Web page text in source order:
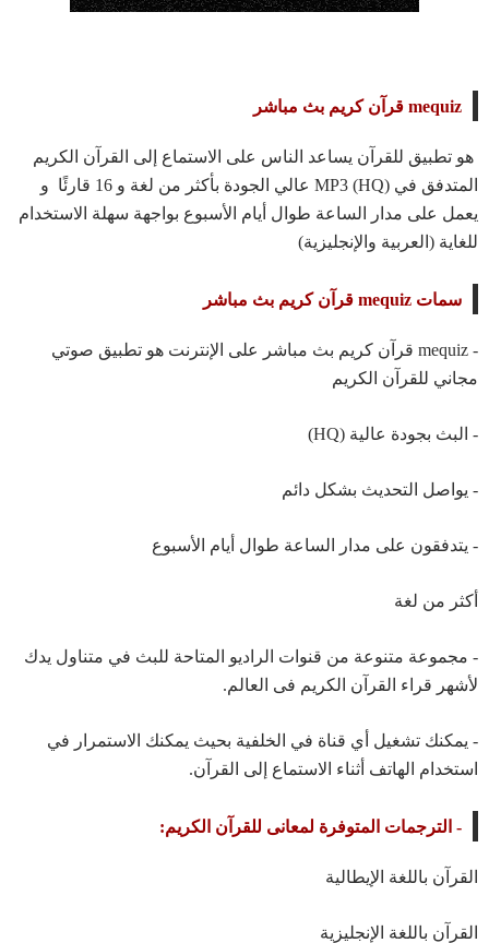
mequiz قرآن كريم بث مباشر
هو تطبيق للقرآن يساعد الناس على الاستماع إلى القرآن الكريم
المتدفق في (HQ) MP3 عالي الجودة بأكثر من لغة و 16 قارئًا و
يعمل على مدار الساعة طوال أيام الأسبوع بواجهة سهلة الاستخدام
للغاية (العربية والإنجليزية)
سمات mequiz قرآن كريم بث مباشر
- mequiz قرآن كريم بث مباشر على الإنترنت هو تطبيق صوتي
مجاني للقرآن الكريم
- البث بجودة عالية (HQ)
- يواصل التحديث بشكل دائم
- يتدفقون على مدار الساعة طوال أيام الأسبوع
أكثر من لغة
- مجموعة متنوعة من قنوات الراديو المتاحة للبث في متناول يدك
لأشهر قراء القرآن الكريم فى العالم.
- يمكنك تشغيل أي قناة في الخلفية بحيث يمكنك الاستمرار في
استخدام الهاتف أثناء الاستماع إلى القرآن.
- الترجمات المتوفرة لمعانى للقرآن الكريم:
القرآن باللغة الإيطالية
القرآن باللغة الإنجليزية